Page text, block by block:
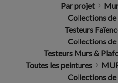
Par projet
Collections de
Testeurs
Collections de
Testeurs Murs &
Toutes les peintures
Collections de